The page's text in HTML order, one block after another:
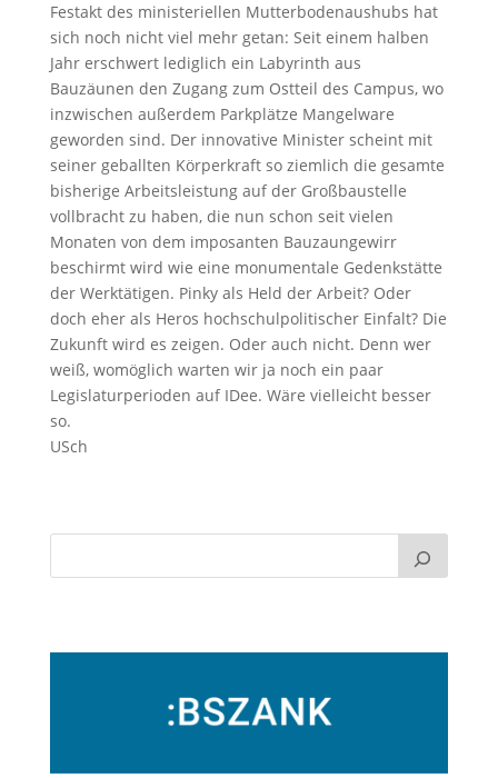
Festakt des ministeriellen Mutterbodenaushubs hat
sich noch nicht viel mehr getan: Seit einem halben
Jahr erschwert lediglich ein Labyrinth aus
Bauzäunen den Zugang zum Ostteil des Campus, wo
inzwischen außerdem Parkplätze Mangelware
geworden sind. Der innovative Minister scheint mit
seiner geballten Körperkraft so ziemlich die gesamte
bisherige Arbeitsleistung auf der Großbaustelle
vollbracht zu haben, die nun schon seit vielen
Monaten von dem imposanten Bauzaungewirr
beschirmt wird wie eine monumentale Gedenkstätte
der Werktätigen. Pinky als Held der Arbeit? Oder
doch eher als Heros hochschulpolitischer Einfalt? Die
Zukunft wird es zeigen. Oder auch nicht. Denn wer
weiß, womöglich warten wir ja noch ein paar
Legislaturperioden auf IDee. Wäre vielleicht besser
so.
USch